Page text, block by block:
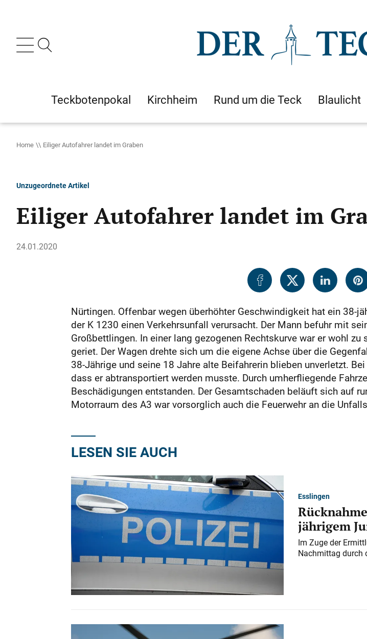
Teckbotenpokal Kirchheim Rund um die Teck Blaulicht
Home Eiliger Autofahrer landet im Graben
Unzugeordnete Artikel
Eiliger Autofahrer landet im
24.01.2020
Nürtingen. Offenbar wegen überhöhter Geschwindigkeit hat ein 38-
der K 1230 einen Verkehrsunfall verursacht. Der Mann befuhr mit
Großbettlingen. In einer lang gezogenen Rechtskurve war er wohl
geriet. Der Wagen drehte sich um die eigene Achse über die
38-Jährige und seine 18 Jahre alte Beifahrerin blieben unverletzt.
dass er abtransportiert werden musste. Durch umherfliegende
Beschädigungen entstanden. Der Gesamtschaden beläuft sich auf
Motorraum des A3 war vorsorglich auch die Feuerwehr an die
LESEN SIE AUCH
Esslingen
jährigem
Im Zuge der
Nachmittag durch